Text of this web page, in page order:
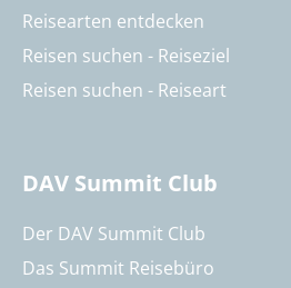
Reisearten entdecken
Reisen suchen - Reiseziel
Reisen suchen - Reiseart
DAV Summit Club
Der DAV Summit Club
Das Summit Reisebüro